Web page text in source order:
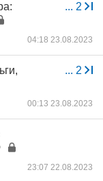
... 2
04:18 23.08.2023
... 2
00:13 23.08.2023
23:07 22.08.2023